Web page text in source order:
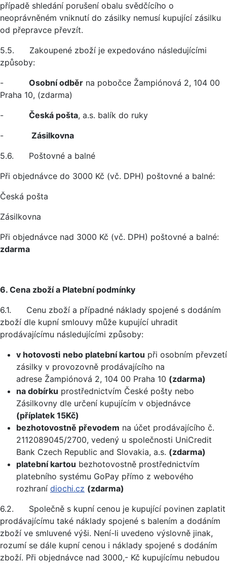
případě shledání porušení obalu svědčícího o
neoprávněném vniknutí do zásilky nemusí kupující zásilku
od přepravce převzít.
5.5. Zakoupené zboží je expedováno následujícími
způsoby:
- Osobní odběr na pobočce Žampiónová 2, 104 00
Praha 10, (zdarma)
- Česká pošta, a.s. balík do ruky
- Zásilkovna
5.6. Poštovné a balné
Při objednávce do 3000 Kč (vč. DPH) poštovné a balné:
Česká pošta
Zásilkovna
Při objednávce nad 3000 Kč (vč. DPH) poštovné a balné:
zdarma
6. Cena zboží a Platební podmínky
6.1. Cenu zboží a případné náklady spojené s dodáním
zboží dle kupní smlouvy může kupující uhradit
prodávajícímu následujícími způsoby:
v hotovosti nebo platební kartou při osobním převzetí
zásilky v provozovně prodávajícího na
adrese Žampiónová 2, 104 00 Praha 10 (zdarma)
na dobírku prostřednictvím České pošty nebo
Zásilkovny dle určení kupujícím v objednávce
(příplatek 15Kč)
bezhotovostně převodem na účet prodávajícího č.
2112089045/2700, vedený u společnosti UniCredit
Bank Czech Republic and Slovakia, a.s. (zdarma)
platební kartou bezhotovostně prostřednictvím
platebního systému GoPay přímo z webového
rozhraní diochi.cz (zdarma)
6.2. Společně s kupní cenou je kupující povinen zaplatit
prodávajícímu také náklady spojené s balením a dodáním
zboží ve smluvené výši. Není-li uvedeno výslovně jinak,
rozumí se dále kupní cenou i náklady spojené s dodáním
zboží. Při objednávce nad 3000,- Kč kupujícímu nebudou